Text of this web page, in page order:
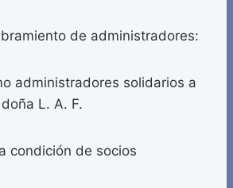
de administradores:
administradores solidarios a
L. A. F.
condición de socios